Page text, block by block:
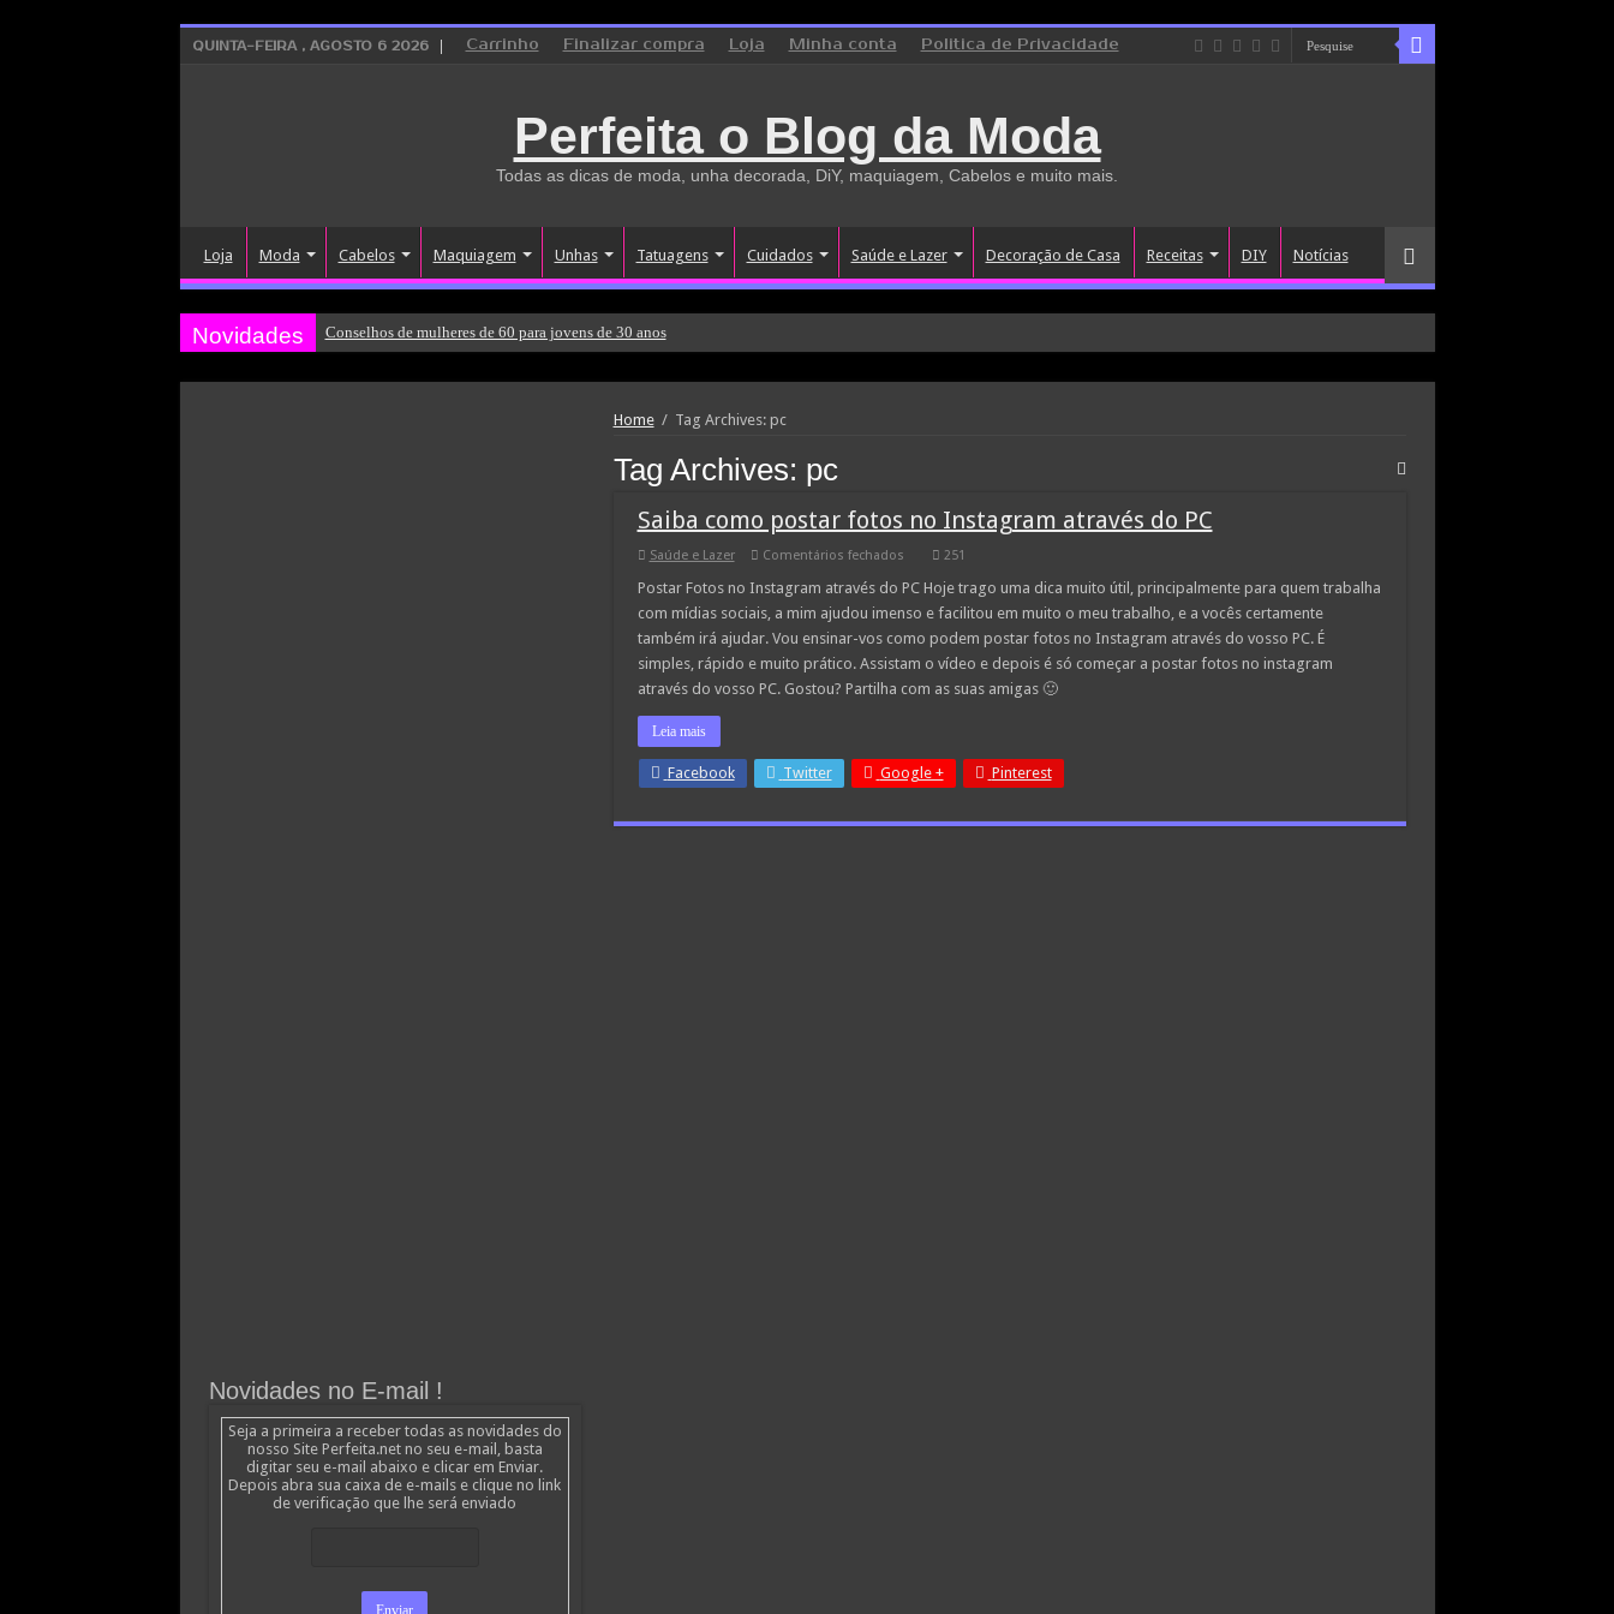
QUINTA-FEIRA , AGOSTO 6 2026 Carrinho Finalizar compra Loja Minha conta Politica de Privacidade
Perfeita o Blog da Moda
Todas as dicas de moda, unha decorada, DiY, maquiagem, Cabelos e muito mais.
Loja Moda Cabelos Maquiagem Unhas Tatuagens Cuidados Saúde e Lazer Decoração de Casa Receitas DIY Notícias
Novidades Conselhos de mulheres de 60 para jovens de 30 anos
Home / Tag Archives: pc
Tag Archives: pc
Saiba como postar fotos no Instagram através do PC
Saúde e Lazer Comentários fechadosem
como
postar
fotos
no
Instagram
através
PC
251
Postar Fotos no Instagram através do PC Hoje trago uma dica muito útil, principalmente para quem trabalha
com mídias sociais, a mim ajudou imenso e facilitou em muito o meu trabalho, e a vocês certamente
também irá ajudar. Vou ensinar-vos como podem postar fotos no Instagram através do vosso PC. É
simples, rápido e muito prático. Assistam o vídeo e depois é só começar a postar fotos no instagram
através do vosso PC. Gostou? Partilha com as suas amigas 🙂
Leia mais
Facebook Twitter Google + Pinterest
Novidades no E-mail !
Seja a primeira a receber todas as novidades do
nosso Site Perfeita.net no seu e-mail, basta
digitar seu e-mail abaixo e clicar em Enviar.
Depois abra sua caixa de e-mails e clique no link
de verificação que lhe será enviado